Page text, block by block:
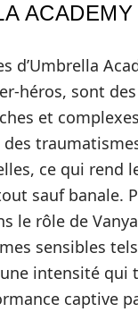
ACADEMY
d’Umbrella
héros, sont
et
ce qui rend
sauf banale.
le rôle de
sensibles
intensité qui
captive